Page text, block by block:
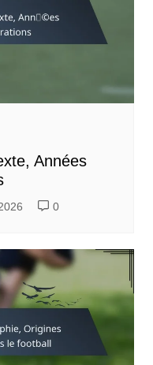
Années
0